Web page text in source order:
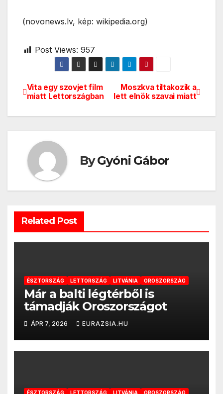
(novonews.lv, kép: wikipedia.org)
Post Views: 957
Bejegyzés
navigáció
Moszkva tiltakozik a
lett elnök szavai miatt
Vita egy szovjet film
miatt Lettországban
ByGyóni Gábor
Related Post
ÉSZTORSZÁG LETTORSZÁG LITVÁNIA OROSZORSZÁG
Már a balti légtérből is
támadják Oroszországot
ÁPR 7, 2026 EURAZSIA.HU
ÉSZTORSZÁG LETTORSZÁG LITVÁNIA OROSZORSZÁG